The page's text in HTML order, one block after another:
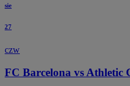
sie
27
czw
FC Barcelona vs Athletic